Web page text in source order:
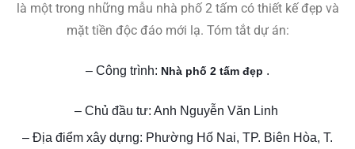
là một trong những mẫu nhà phố 2 tấm có thiết kế đẹp và
mặt tiền độc đáo mới lạ. Tóm tắt dự án:
– Công trình: Nhà phố 2 tấm đẹp .
– Chủ đầu tư: Anh Nguyễn Văn Linh
– Địa điểm xây dựng: Phường Hố Nai, TP. Biên Hòa, T.